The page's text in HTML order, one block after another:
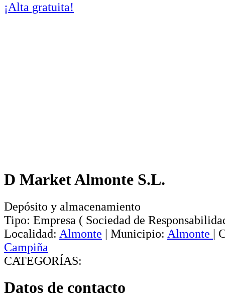
¡Alta gratuita!
D Market Almonte S.L.
Depósito y almacenamiento
Tipo: Empresa ( Sociedad de
Localidad: Almonte | Municipio: Almonte |
Campiña
CATEGORÍAS:
Datos de contacto